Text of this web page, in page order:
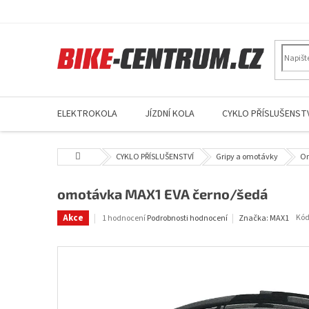
ELEKTROKOLA JÍZDNÍ KOLA CYKLO
Domů CYKLO PŘÍSLUŠENSTVÍ Gripy a omotávky
omotávka MAX1 EVA černo/šedá
Akce
Průměrné
je
1 hodnocení Podrobnosti hodnocení Značka: MAX1